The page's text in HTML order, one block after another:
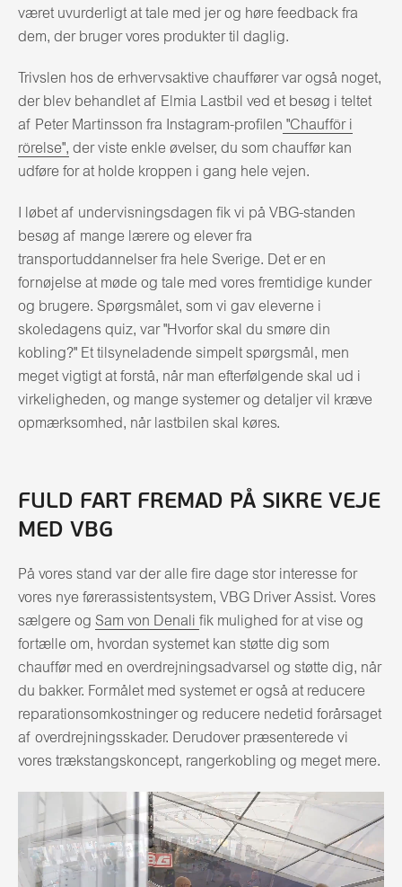
været uvurderligt at tale med jer og høre feedback fra
dem, der bruger vores produkter til daglig.
Trivslen hos de erhvervsaktive chauffører var også noget,
der blev behandlet af Elmia Lastbil ved et besøg i teltet
af Peter Martinsson fra Instagram-profilen "Chaufför i
rörelse", der viste enkle øvelser, du som chauffør kan
udføre for at holde kroppen i gang hele vejen.
I løbet af undervisningsdagen fik vi på VBG-standen
besøg af mange lærere og elever fra
transportuddannelser fra hele Sverige. Det er en
fornøjelse at møde og tale med vores fremtidige kunder
og brugere. Spørgsmålet, som vi gav eleverne i
skoledagens quiz, var "Hvorfor skal du smøre din
kobling?" Et tilsyneladende simpelt spørgsmål, men
meget vigtigt at forstå, når man efterfølgende skal ud i
virkeligheden, og mange systemer og detaljer vil kræve
opmærksomhed, når lastbilen skal køres.
FULD FART FREMAD PÅ SIKRE VEJE
MED VBG
På vores stand var der alle fire dage stor interesse for
vores nye førerassistentsystem, VBG Driver Assist. Vores
sælgere og Sam von Denali fik mulighed for at vise og
fortælle om, hvordan systemet kan støtte dig som
chauffør med en overdrejningsadvarsel og støtte dig, når
du bakker. Formålet med systemet er også at reducere
reparationsomkostninger og reducere nedetid forårsaget
af overdrejningsskader. Derudover præsenterede vi
vores trækstangskoncept, rangerkobling og meget mere.